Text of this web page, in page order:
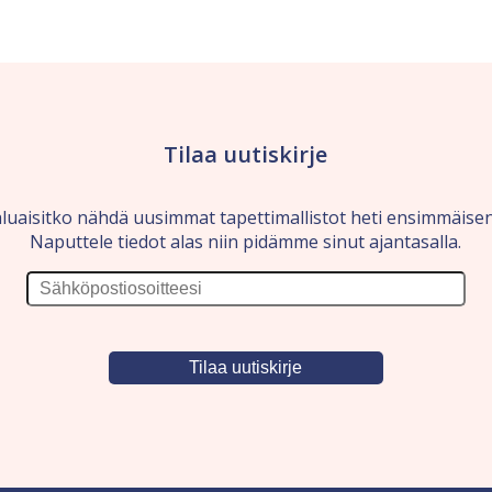
Tilaa uutiskirje
nähdä uusimmat tapettimallistot heti
Naputtele tiedot alas niin pidämme sinut ajantasalla.